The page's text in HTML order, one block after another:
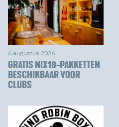
6 augustus 2026
GRATIS NIX18-PAKKETTEN
BESCHIKBAAR VOOR
CLUBS